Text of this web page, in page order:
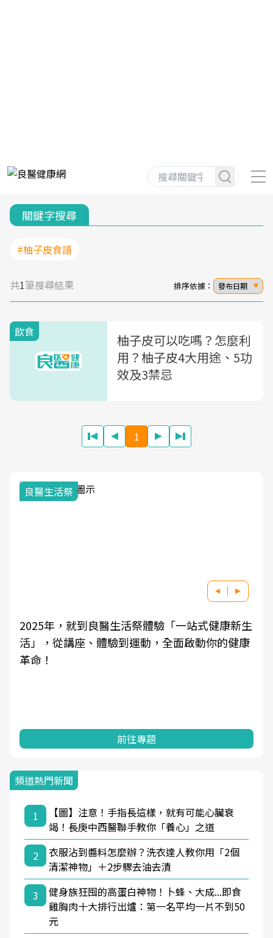
關鍵字搜尋
#柚子皮食譜
共1筆搜尋結果 排序依據： 發布日期
飲食
柚子皮可以吃嗎？怎麼利
用？柚子皮4大用途、5功
效及3禁忌
1
良醫生活祭
2025年，就到良醫生活祭體驗「一站式健康新生
活」，從講座、體驗到運動，全面啟動你的健康
革命！
前往專題
頻道熱門新聞
1
【圖】注意！手指長這樣，就有可能心臟衰
竭！長庚中西醫聯手教你「養心」之道
2
衣服沾到醬料怎麼辦？洗衣達人教你用「2個
清潔神物」＋2步驟去油去漬
3
健身族狂囤的高蛋白神物！卜蜂、大成...即食
雞胸肉十大排行出爐：第一名平均一片不到50
元